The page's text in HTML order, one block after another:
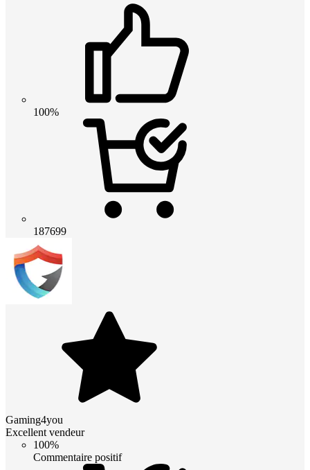
100%
187699
Gaming4you
Excellent vendeur
100%
Commentaire positif